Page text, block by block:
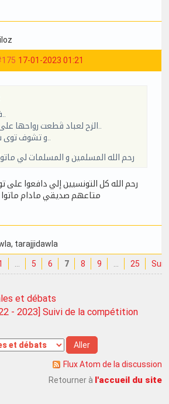
17-01-2023 01:21
رحم الله المسلمين و المسلمات لي
رحم الله كل التونسيين إلي دافعوا على
متاعهم صديقي مادام ماتوا
, tarajjidawla
… 5 6 7 8 9 … 25
et débats
- 2023] Suivi de la compétition
Flux Atom de la discussion
Retourner à l'accueil du site